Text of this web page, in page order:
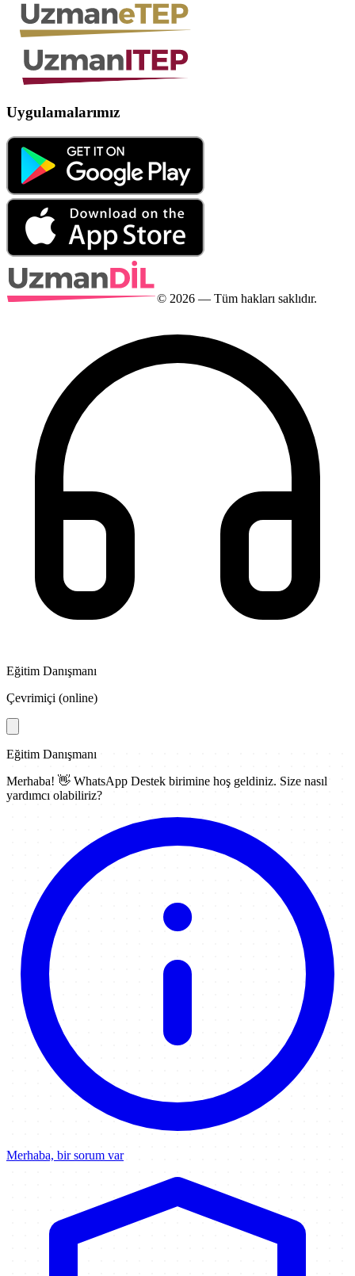
Uygulamalarımız
© 2026 — Tüm hakları saklıdır.
Eğitim Danışmanı
Çevrimiçi (online)
Eğitim Danışmanı
Merhaba! 👋 WhatsApp Destek birimine hoş geldiniz. Size nasıl
yardımcı olabiliriz?
Merhaba, bir sorum var